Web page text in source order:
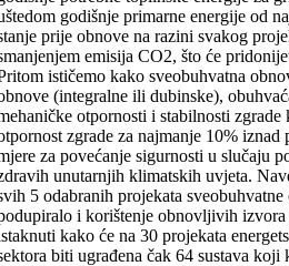
godišnje primarne energije od
prije obnove na razini svakog
emisija CO2, što će
ističemo kako sveobuhvatna
(integralne ili dubinske),
otpornosti i stabilnosti zgrade
zgrade za najmanje 10% iznad
za povećanje sigurnosti u slučaju
unutarnjih klimatskih uvjeta.
5 odabranih projekata
i korištenje obnovljivih
kako će na 30 projekata
biti ugrađena čak 64 sustava